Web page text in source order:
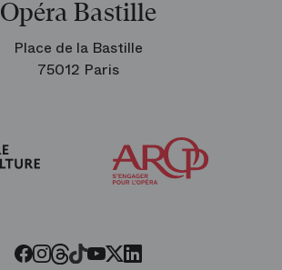
Opéra Bastille
Place de la Bastille
75012 Paris
Facebook
Instagram
Threads
Tiktok
Youtube
Twitter
LinkedIn